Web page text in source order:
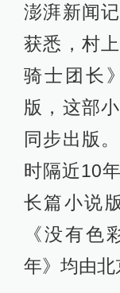
澎湃新闻
获悉，村
骑士团长
版，这部
同步出版
时隔近10
长篇小说
《没有色
年》均由北